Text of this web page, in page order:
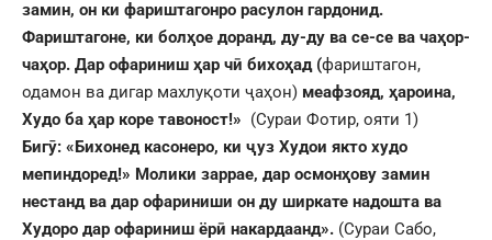
замин, он ки фариштагонро расулон гардонид.
Фариштагоне, ки болҳое доранд, ду-ду ва се-се ва чаҳор-
чаҳор. Дар офариниш ҳар чӣ бихоҳад (фариштагон,
одамон ва дигар махлуқоти ҷаҳон) меафзояд, ҳароина,
Худо ба ҳар коре тавоност!» (Сураи Фотир, ояти 1)
Бигӯ: «Бихонед касонеро, ки ҷуз Худои якто худо
мепиндоред!» Молики заррае, дар осмонҳову замин
нестанд ва дар офариниши он ду ширкате надошта ва
Худоро дар офариниш ёрӣ накардаанд». (Сураи Сабо,